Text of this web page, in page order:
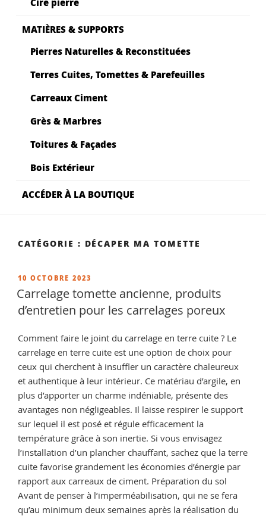
MATIÈRES & SUPPORTS
Pierres Naturelles & Reconstituées
Terres Cuites, Tomettes & Parefeuilles
Carreaux Ciment
Grès & Marbres
Toitures & Façades
Bois Extérieur
ACCÉDER À LA BOUTIQUE
CATÉGORIE : DÉCAPER MA TOMETTE
PUBLIÉ
LE
10 OCTOBRE 2023
Carrelage tomette ancienne, produits
d’entretien pour les carrelages poreux
Comment faire le joint du carrelage en terre cuite ? Le
carrelage en terre cuite est une option de choix pour
ceux qui cherchent à insuffler un caractère chaleureux
et authentique à leur intérieur. Ce matériau d’argile, en
plus d’apporter un charme indéniable, présente des
avantages non négligeables. Il laisse respirer le support
sur lequel il est posé et régule efficacement la
température grâce à son inertie. Si vous envisagez
l’installation d’un plancher chauffant, sachez que la terre
cuite favorise grandement les économies d’énergie par
rapport aux carreaux de ciment. Préparation du sol
Avant de penser à l’imperméabilisation, qui ne se fera
qu’au minimum deux semaines après la réalisation du